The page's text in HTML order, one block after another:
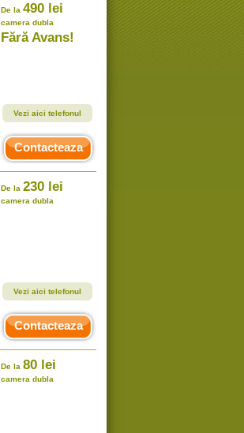
De la 490 lei
camera dubla
Fără Avans!
Vezi aici telefonul
Contacteaza
De la 230 lei
camera dubla
Vezi aici telefonul
Contacteaza
De la 80 lei
camera dubla